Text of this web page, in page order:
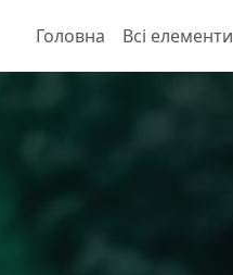
Головна Всі елементи